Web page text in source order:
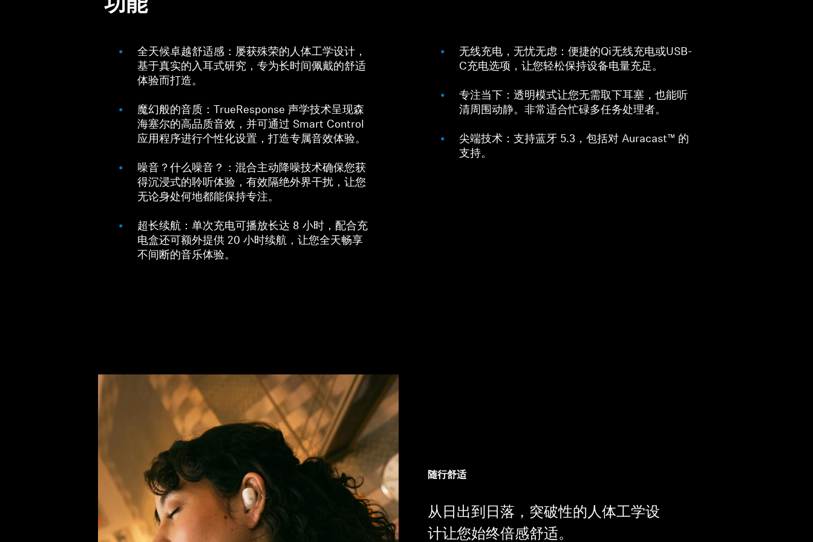
功能
全天候卓越舒适感：屡获殊荣的人体工学设计，
基于真实的入耳式研究，专为长时间佩戴的舒适
体验而打造。
魔幻般的音质：TrueResponse 声学技术呈现森
海塞尔的高品质音效，并可通过 Smart Control
应用程序进行个性化设置，打造专属音效体验。
噪音？什么噪音？：混合主动降噪技术确保您获
得沉浸式的聆听体验，有效隔绝外界干扰，让您
无论身处何地都能保持专注。
超长续航：单次充电可播放长达 8 小时，配合充
电盒还可额外提供 20 小时续航，让您全天畅享
不间断的音乐体验。
无线充电，无忧无虑：便捷的Qi无线充电或USB-
C充电选项，让您轻松保持设备电量充足。
专注当下：透明模式让您无需取下耳塞，也能听
清周围动静。非常适合忙碌多任务处理者。
尖端技术：支持蓝牙 5.3，包括对 Auracast™ 的
支持。
随行舒适
从日出到日落，突破性的人体工学设
计让您始终倍感舒适。